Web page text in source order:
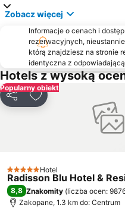
Aqua Park
Bachledka Ski and Sun
Zalew Czorsztyński
Jasná Nízke Tatry – Chopok
U Steni – Gliczarów Górny
Czarny Potok
Tatrzański Park Narodowy
Rabkoland
Bystre
Zobacz więcej
Informacje o cenach i
rezerwacyjnych,
którą znajdziesz na stronie
identyczna z
Hotels z wysoką
Popularny obiekt
UdostępnijDodaj do ulubionych
5 Kategoria
Hotel
Radisson Blu Hotel &
8,8 Znakomity (liczba ocen:
Zakopane, 1.3 km do: Centrum